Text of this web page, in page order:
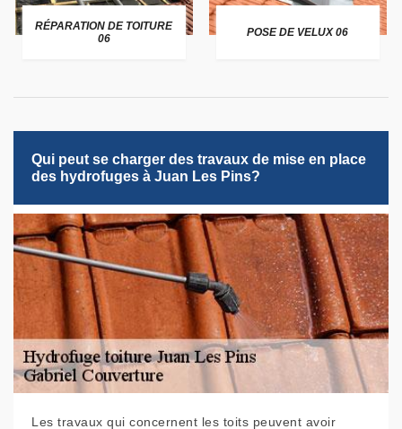
RÉPARATION DE TOITURE
06
POSE DE VELUX 06
Qui peut se charger des travaux de mise en place
des hydrofuges à Juan Les Pins?
Les travaux qui concernent les toits peuvent avoir